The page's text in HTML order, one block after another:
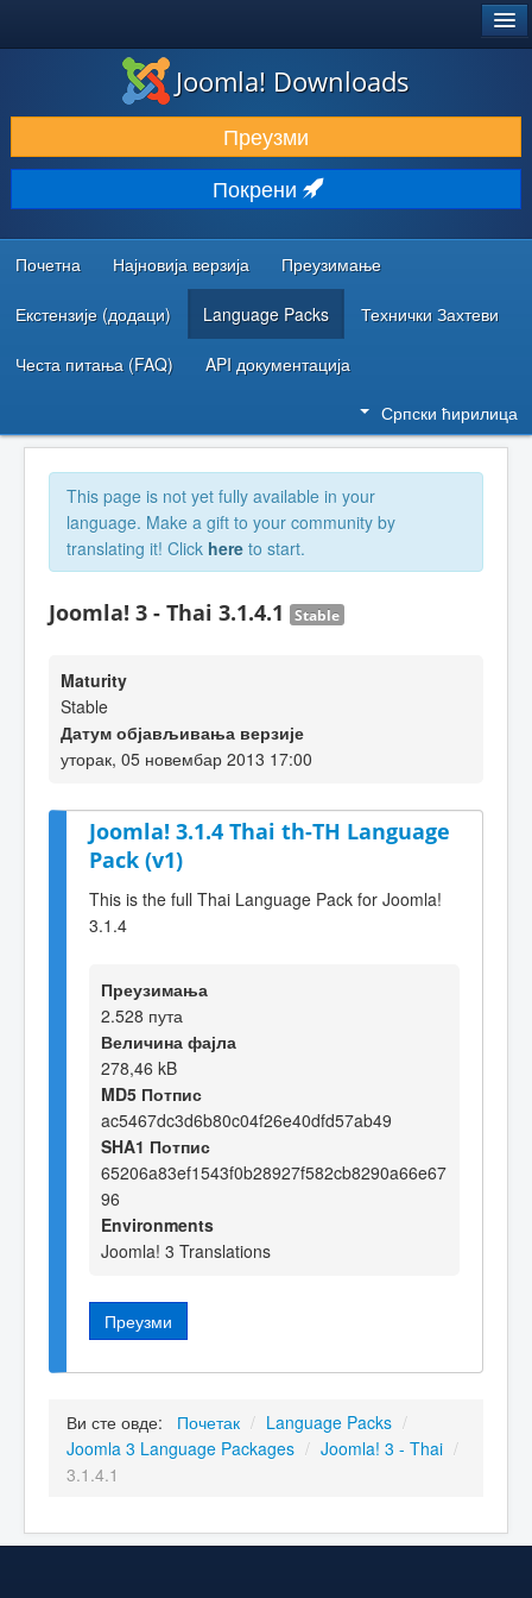
ПРЕУЗИМАЊЕ И ПРОШИРЕЊА (ЕКСТЕНЗИЈЕ)
ОТКРИЈТЕ И НАУЧИТЕ
ЗАЈЕДНИЦА И ПОДРШКА
РЕСУРСИ ЗА РАЗВОЈ
Joomla! Downloads
Преузми
Покрени
Почетна Најновија верзија Преузимање
Екстензије (додаци) Language Packs Технички Захтеви
Честа питања (FAQ) API документација
Српски ћирилица
This page is not yet fully available in your
language. Make a gift to your community by
translating it! Click here to start.
Joomla! 3 - Thai 3.1.4.1 Stable
Maturity
Stable
Датум објављивања верзије
уторак, 05 новембар 2013 17:00
Joomla! 3.1.4 Thai th-TH Language
Pack (v1)
This is the full Thai Language Pack for Joomla!
3.1.4
Преузимања
2.528 пута
Величина фајла
278,46 kB
MD5 Потпис
ac5467dc3d6b80c04f26e40dfd57ab49
SHA1 Потпис
65206a83ef1543f0b28927f582cb8290a66e67
96
Environments
Joomla! 3 Translations
Преузми
Ви сте овде: Почетак / Language Packs /
Joomla 3 Language Packages / Joomla! 3 - Thai /
3.1.4.1